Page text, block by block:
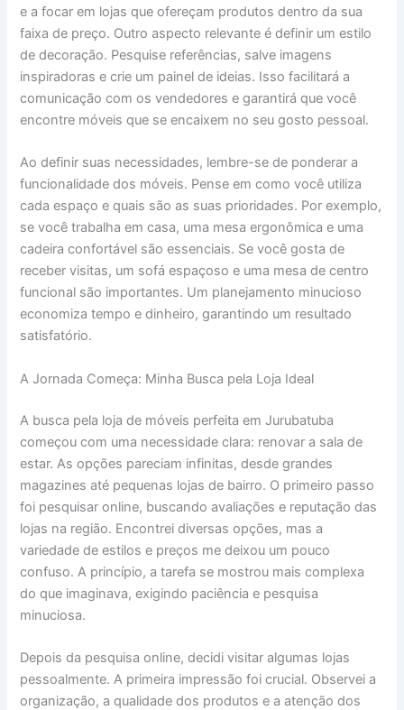
e a focar em lojas que ofereçam produtos dentro da sua
faixa de preço. Outro aspecto relevante é definir um estilo
de decoração. Pesquise referências, salve imagens
inspiradoras e crie um painel de ideias. Isso facilitará a
comunicação com os vendedores e garantirá que você
encontre móveis que se encaixem no seu gosto pessoal.
Ao definir suas necessidades, lembre-se de ponderar a
funcionalidade dos móveis. Pense em como você utiliza
cada espaço e quais são as suas prioridades. Por exemplo,
se você trabalha em casa, uma mesa ergonômica e uma
cadeira confortável são essenciais. Se você gosta de
receber visitas, um sofá espaçoso e uma mesa de centro
funcional são importantes. Um planejamento minucioso
economiza tempo e dinheiro, garantindo um resultado
satisfatório.
A Jornada Começa: Minha Busca pela Loja Ideal
A busca pela loja de móveis perfeita em Jurubatuba
começou com uma necessidade clara: renovar a sala de
estar. As opções pareciam infinitas, desde grandes
magazines até pequenas lojas de bairro. O primeiro passo
foi pesquisar online, buscando avaliações e reputação das
lojas na região. Encontrei diversas opções, mas a
variedade de estilos e preços me deixou um pouco
confuso. A princípio, a tarefa se mostrou mais complexa
do que imaginava, exigindo paciência e pesquisa
minuciosa.
Depois da pesquisa online, decidi visitar algumas lojas
pessoalmente. A primeira impressão foi crucial. Observei a
organização, a qualidade dos produtos e a atenção dos